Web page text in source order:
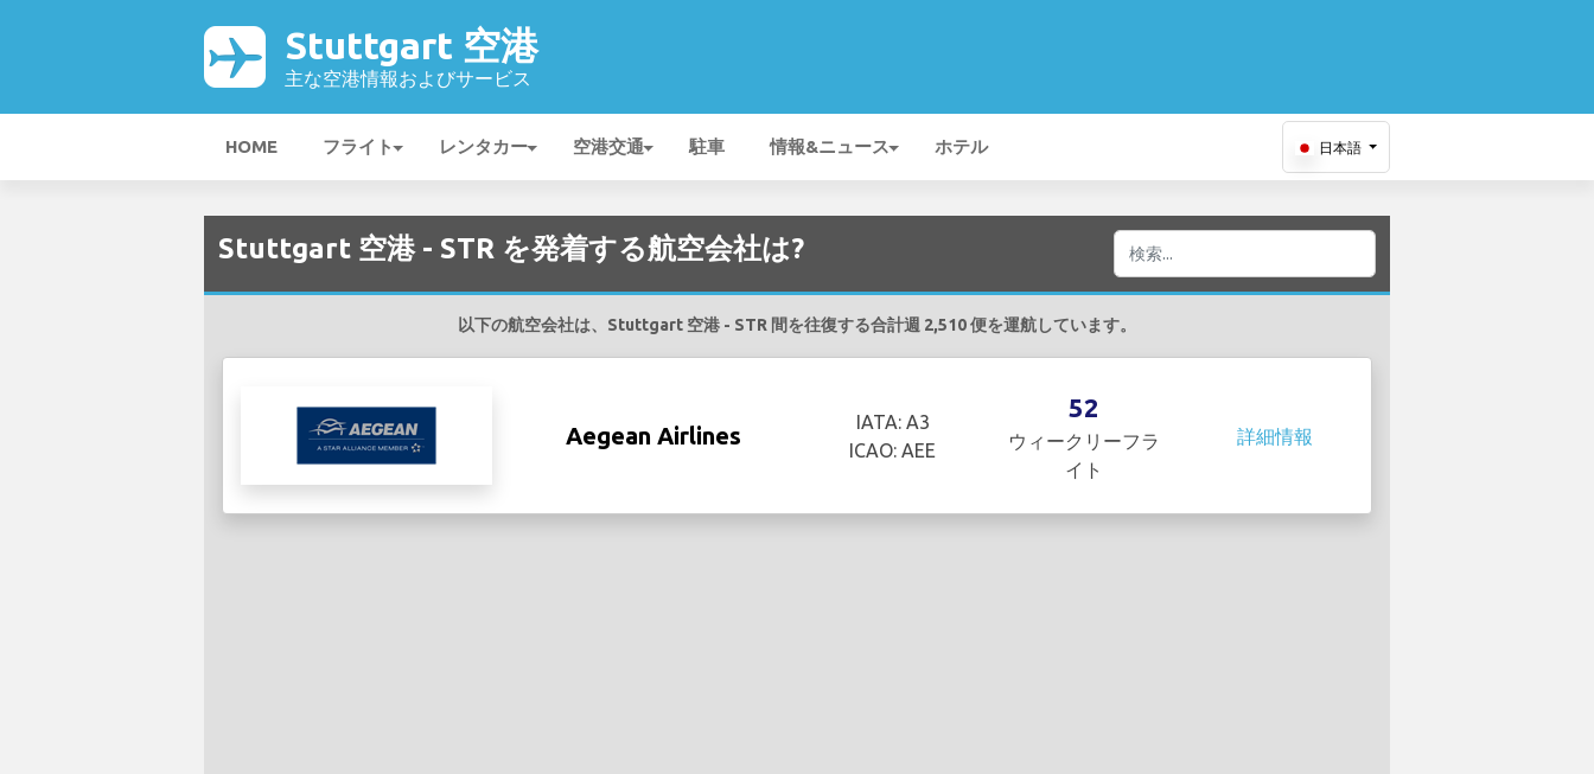
Stuttgart 空港
主な空港情報およびサービス
HOME フライト レンタカー 空港交通 駐車 情報&ニュース ホテル 日本語
Stuttgart 空港 - STR を発着する航空会社は?
以下の航空会社は、Stuttgart 空港 - STR 間を往復する合計週 2,510 便を運航しています。
Aegean Airlines
IATA: A3
ICAO: AEE
52
ウィークリーフラ
イト
詳細情報